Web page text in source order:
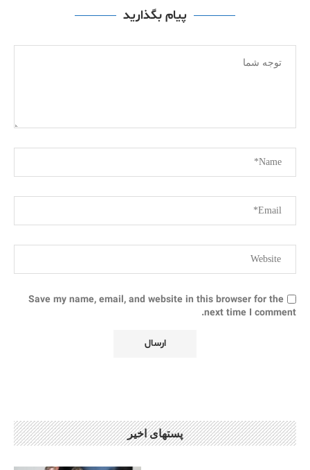
پیام بگذارید
Save my name, email, and website in this browser for the
next time I comment.
پستهای اخیر